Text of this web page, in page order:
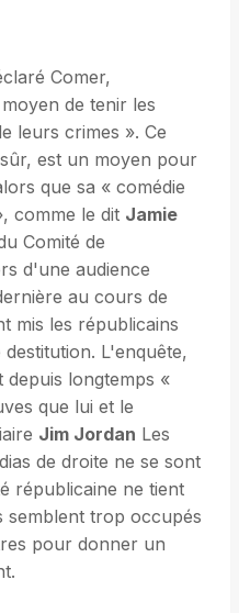
Comer,
de tenir les
leurs crimes ». Ce
est un moyen pour
que sa « comédie
comme le dit Jamie
Comité de
d'une audience
au cours de
mis les républicains
L'enquête,
depuis longtemps «
que lui et le
Jim Jordan Les
de droite ne se sont
républicaine ne tient
semblent trop occupés
pour donner un